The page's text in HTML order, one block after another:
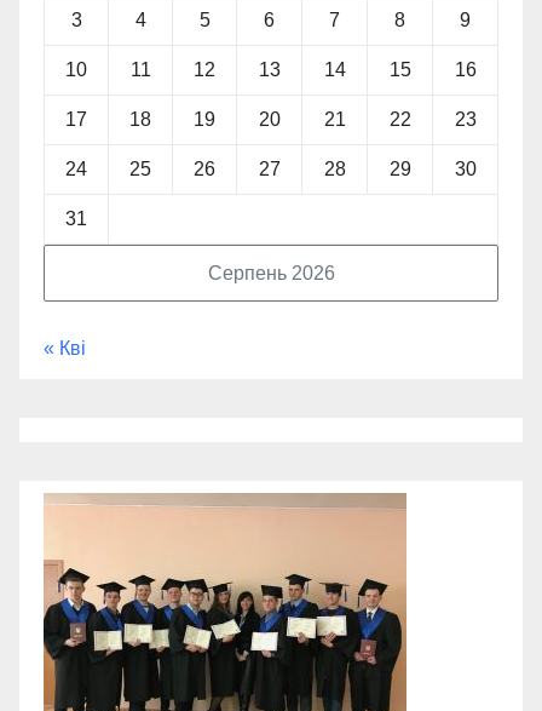
Серпень 2026
3 4 5 6 7 8 9
10 11 12 13 14 15 16
17 18 19 20 21 22 23
24 25 26 27 28 29 30
31
« Кві